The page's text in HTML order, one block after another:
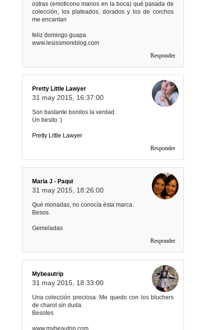
ostras (emoticono manos en la boca) qué pasada de
colección, los plateados, dorados y los de corchos
me encantan
feliz domingo guapa
www.lesissmoreblog.com
Responder
Pretty Little Lawyer
31 may 2015, 16:37:00
Son bastante bonitos la verdad.
Un besito :)
Pretty Little Lawyer
Responder
Maria J - Paqui
31 may 2015, 18:26:00
Qué monadas, no conocía ésta marca.
Besos.
Gemeladas
Responder
Mybeautrip
31 may 2015, 18:33:00
Una colección preciosa. Me quedo con los bluchers
de charol sin duda.
Besotes